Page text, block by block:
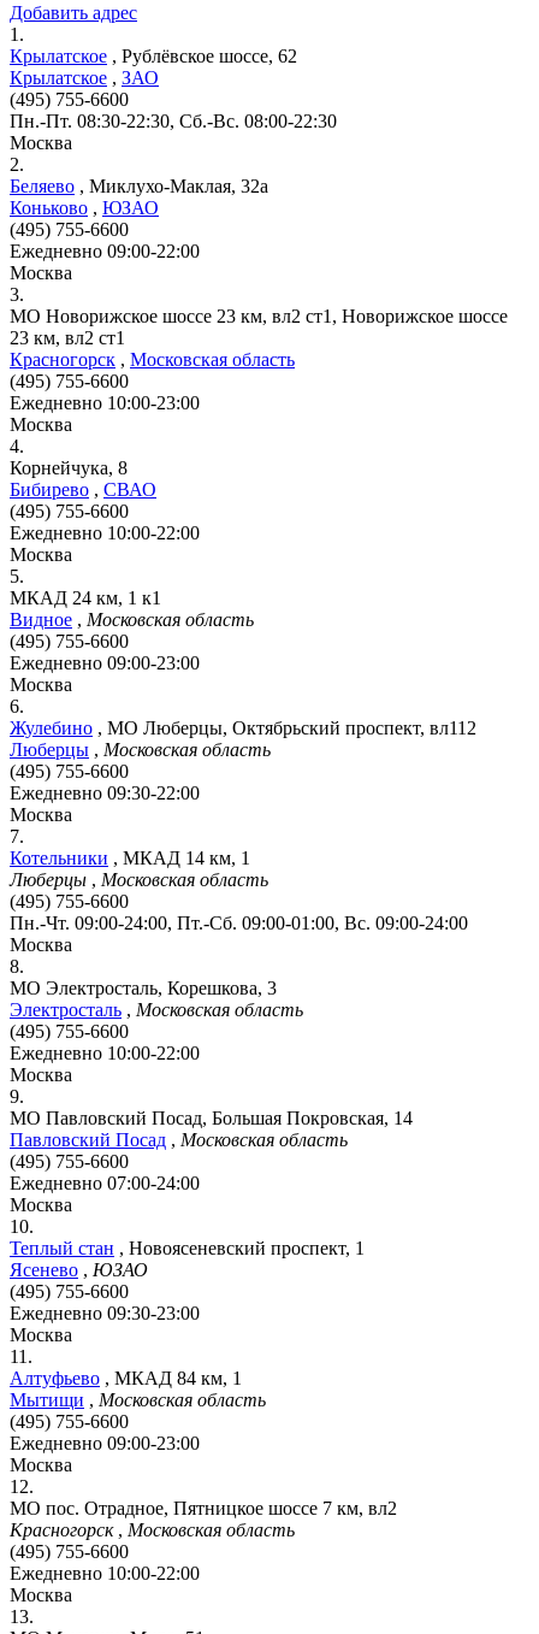
Добавить адрес
1.
Крылатское , Рублёвское шоссе, 62
Крылатское , ЗАО
(495) 755-6600
Пн.-Пт. 08:30-22:30, Сб.-Вс. 08:00-22:30
Москва
2.
Беляево , Миклухо-Маклая, 32а
Коньково , ЮЗАО
(495) 755-6600
Ежедневно 09:00-22:00
Москва
3.
МО Новорижское шоссе 23 км, вл2 ст1, Новорижское шоссе
23 км, вл2 ст1
Красногорск , Московская область
(495) 755-6600
Ежедневно 10:00-23:00
Москва
4.
Корнейчука, 8
Бибирево , СВАО
(495) 755-6600
Ежедневно 10:00-22:00
Москва
5.
МКАД 24 км, 1 к1
Видное , Московская область
(495) 755-6600
Ежедневно 09:00-23:00
Москва
6.
Жулебино , МО Люберцы, Октябрьский проспект, вл112
Люберцы , Московская область
(495) 755-6600
Ежедневно 09:30-22:00
Москва
7.
Котельники , МКАД 14 км, 1
Люберцы , Московская область
(495) 755-6600
Пн.-Чт. 09:00-24:00, Пт.-Сб. 09:00-01:00, Вс. 09:00-24:00
Москва
8.
МО Электросталь, Корешкова, 3
Электросталь , Московская область
(495) 755-6600
Ежедневно 10:00-22:00
Москва
9.
МО Павловский Посад, Большая Покровская, 14
Павловский Посад , Московская область
(495) 755-6600
Ежедневно 07:00-24:00
Москва
10.
Теплый стан , Новоясеневский проспект, 1
Ясенево , ЮЗАО
(495) 755-6600
Ежедневно 09:30-23:00
Москва
11.
Алтуфьево , МКАД 84 км, 1
Мытищи , Московская область
(495) 755-6600
Ежедневно 09:00-23:00
Москва
12.
МО пос. Отрадное, Пятницкое шоссе 7 км, вл2
Красногорск, Московская область
(495) 755-6600
Ежедневно 10:00-22:00
Москва
13.